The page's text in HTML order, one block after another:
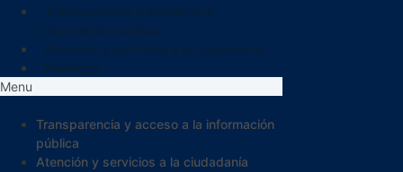
Menu
Transparencia y acceso a la información
pública
Atención y servicios a la ciudadanía